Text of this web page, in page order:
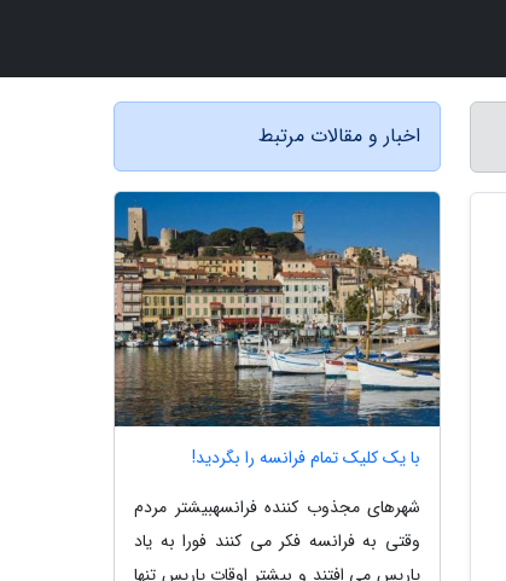
اخبار و مقالات مرتبط
با یک کلیک تمام فرانسه را بگردید!
شهرهای مجذوب کننده فرانسهبیشتر مردم
وقتی به فرانسه فکر می کنند فورا به یاد
پاریس می افتند و بیشتر اوقات پاریس تنها